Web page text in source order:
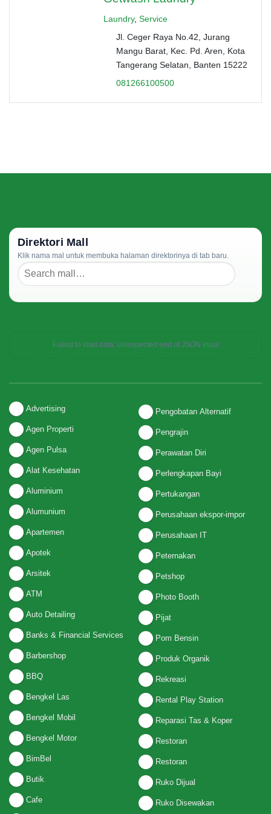
Laundry, Service
Jl. Ceger Raya No.42, Jurang
Mangu Barat, Kec. Pd. Aren, Kota
Tangerang Selatan, Banten 15222
081266100500
Direktori Mall
Klik nama mal untuk membuka halaman direktorinya di tab baru.
Failed to load data: Unexpected end of JSON input
Advertising
Agen Properti
Agen Pulsa
Alat Kesehatan
Aluminium
Alumunium
Apartemen
Apotek
Arsitek
ATM
Auto Detailing
Banks & Financial Services
Barbershop
BBQ
Bengkel Las
Bengkel Mobil
Bengkel Motor
BimBel
Butik
Cafe
Pengobatan Alternatif
Pengrajin
Perawatan Diri
Perlengkapan Bayi
Pertukangan
Perusahaan ekspor-impor
Perusahaan IT
Peternakan
Petshop
Photo Booth
Pijat
Pom Bensin
Produk Organik
Rekreasi
Rental Play Station
Reparasi Tas & Koper
Restoran
Restoran
Ruko Dijual
Ruko Disewakan